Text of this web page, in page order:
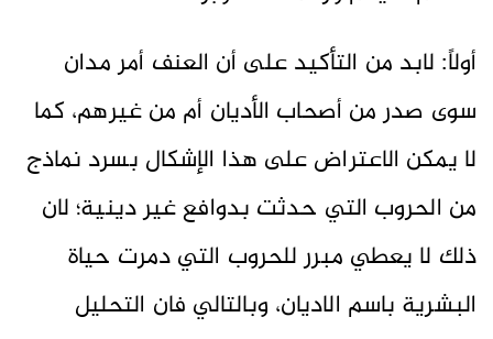
أولاً: لابد من التأكيد على أن العنف أمر مدان
سوى صدر من أصحاب الأديان أم من غيرهم، كما
لا يمكن الاعتراض على هذا الإشكال بسرد نماذج
من الحروب التي حدثت بدوافع غير دينية؛ لان
ذلك لا يعطي مبرر للحروب التي دمرت حياة
البشرية باسم الاديان، وبالتالي فان التحليل